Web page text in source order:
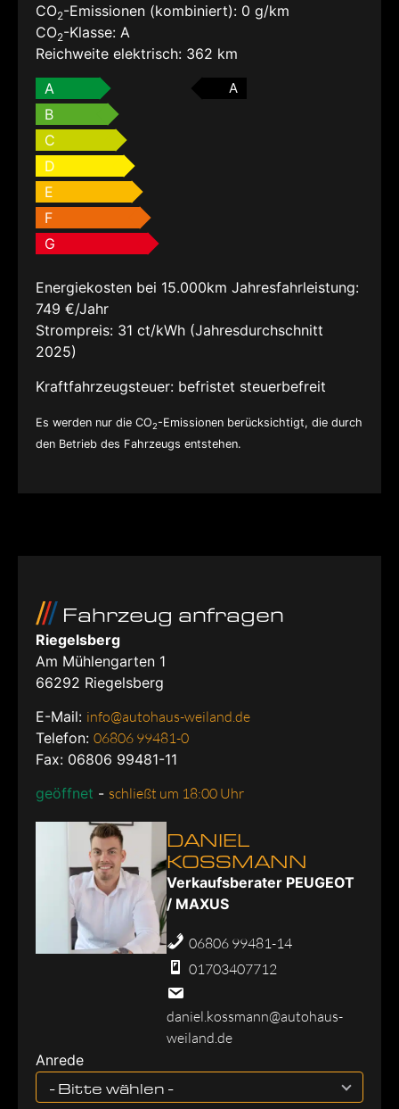
CO2-Emissionen (kombiniert): 0 g/km
CO2-Klasse: A
Reichweite elektrisch: 362 km
A
A
B
C
D
E
F
G
Energiekosten bei 15.000km Jahresfahrleistung:
749 €/Jahr
Strompreis: 31 ct/kWh (Jahresdurchschnitt
2025)
Kraftfahrzeugsteuer: befristet steuerbefreit
Es werden nur die CO2-Emissionen berücksichtigt, die durch
den Betrieb des Fahrzeugs entstehen.
Fahrzeug anfragen
Riegelsberg
Am Mühlengarten 1
66292 Riegelsberg
E-Mail: info@autohaus-weiland.de
Telefon: 06806 99481-0
Fax: 06806 99481-11
geöffnet - schließt um 18:00 Uhr
DANIEL
KOSSMANN
Verkaufsberater PEUGEOT
/ MAXUS
06806 99481-14
01703407712
daniel.kossmann@autohaus-
weiland.de
Anrede
- Bitte wählen -